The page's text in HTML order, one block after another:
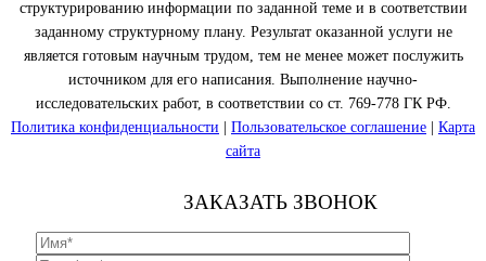
структурированию информации по заданной теме и в соответствии
заданному структурному плану. Результат оказанной услуги не
является готовым научным трудом, тем не менее может послужить
источником для его написания. Выполнение научно-
исследовательских работ, в соответствии со ст. 769-778 ГК РФ.
Политика конфиденциальности
Пользовательское соглашение
Карта
сайта
ЗАКАЗАТЬ ЗВОНОК